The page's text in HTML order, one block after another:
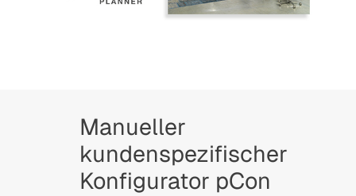
Manueller
kundenspezifischer
Konfigurator pCon